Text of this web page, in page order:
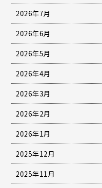
2026年7月
2026年6月
2026年5月
2026年4月
2026年3月
2026年2月
2026年1月
2025年12月
2025年11月